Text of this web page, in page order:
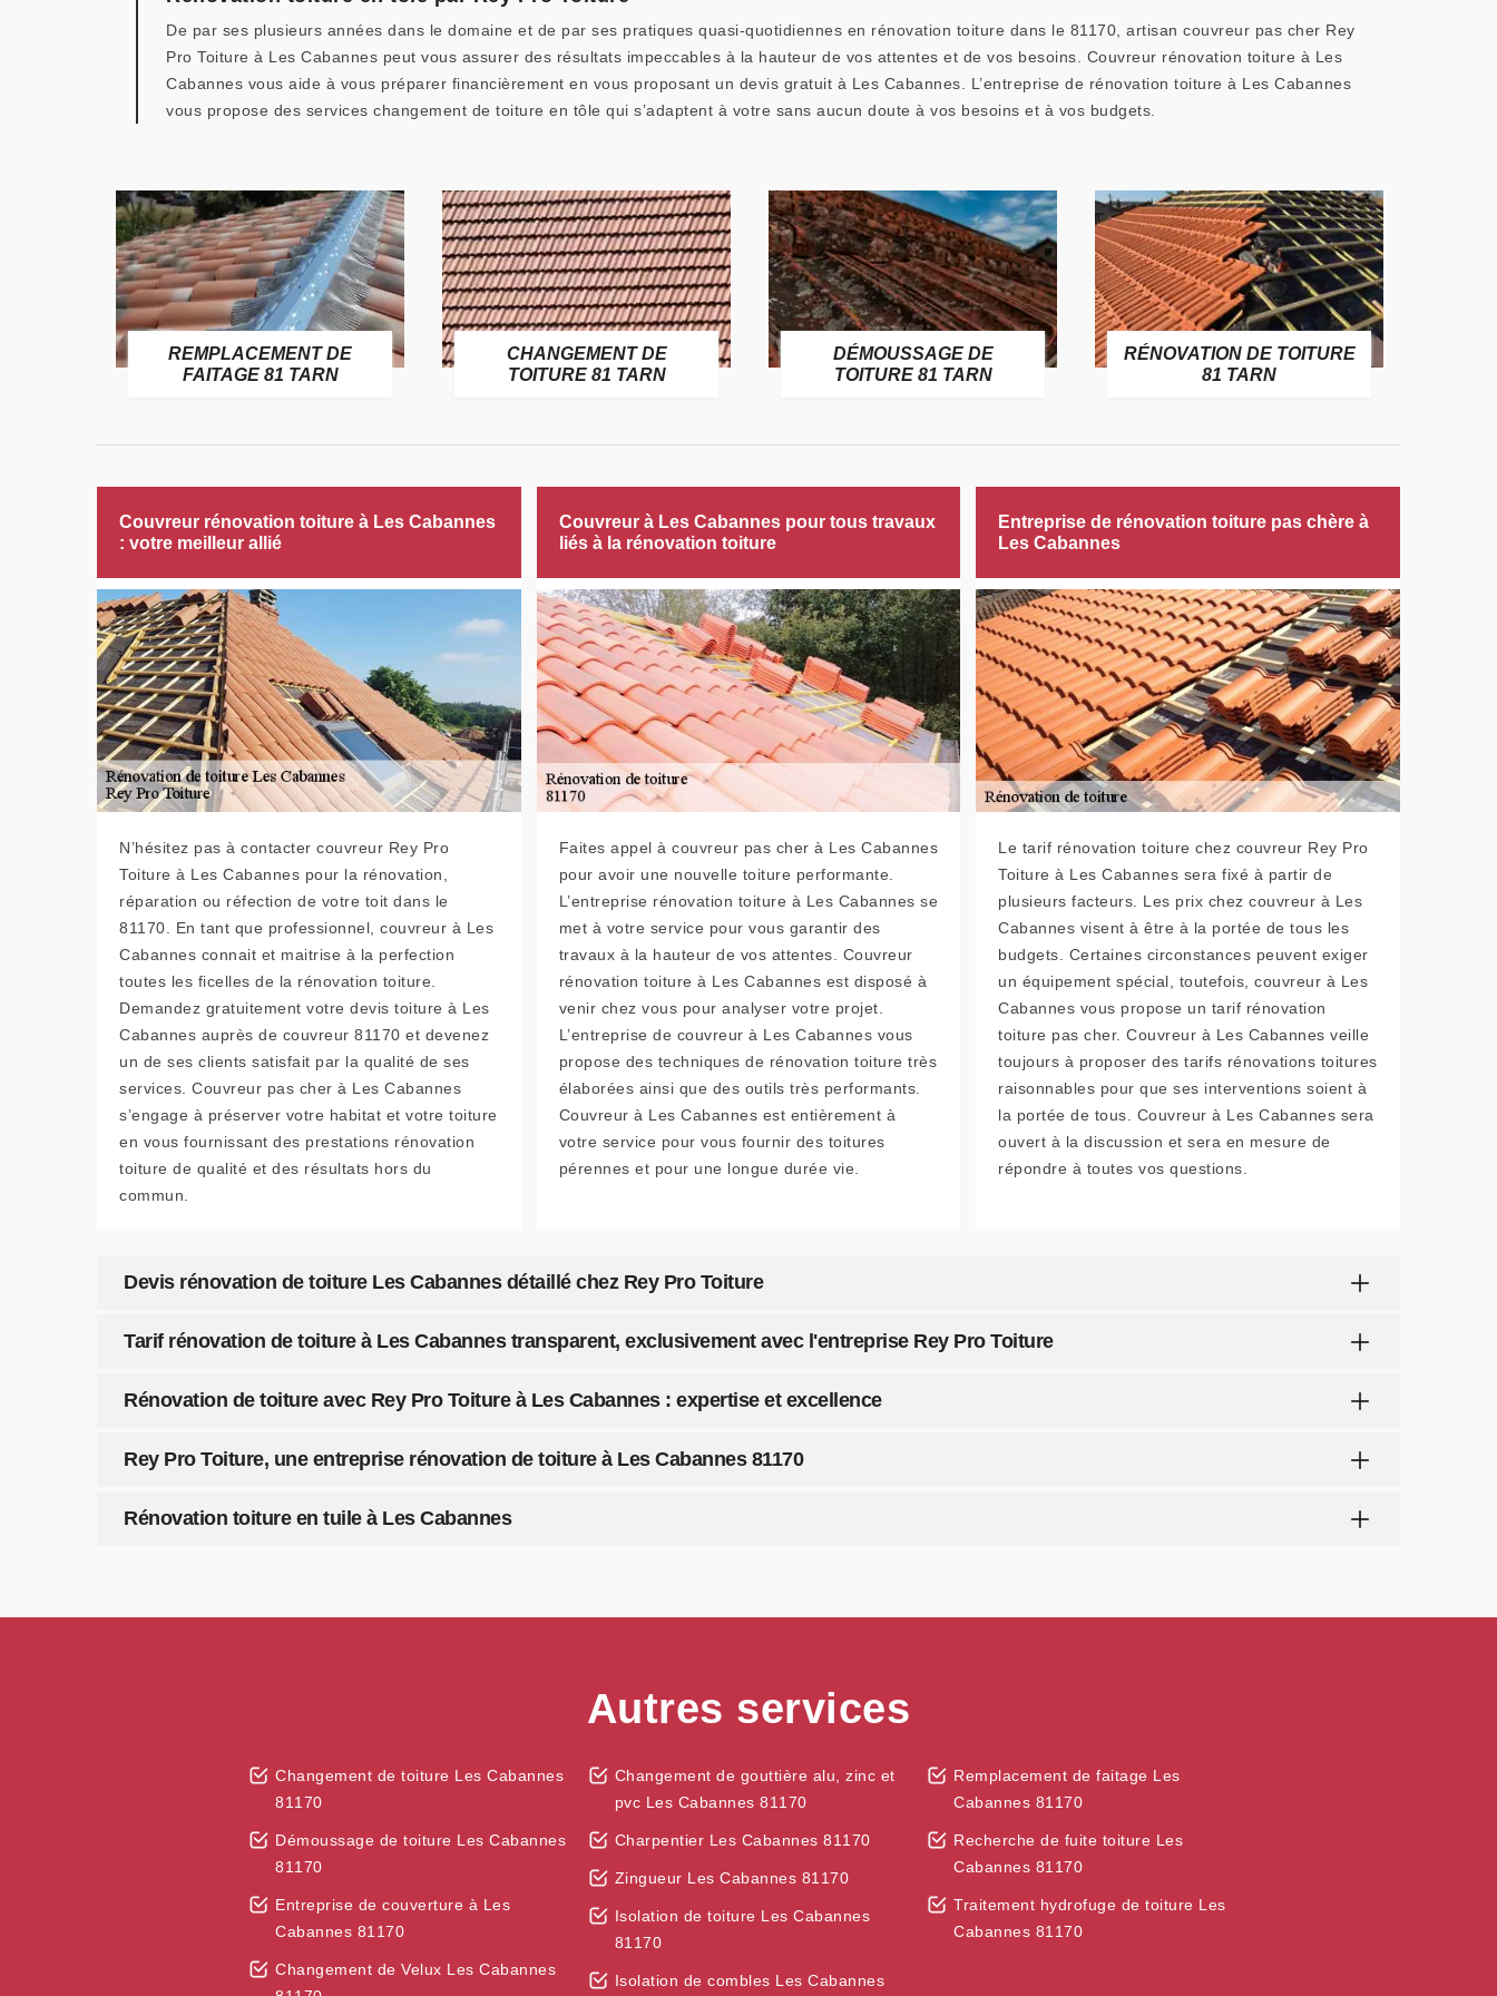
De par ses plusieurs années dans le domaine et de par ses pratiques quasi-quotidiennes en rénovation toiture dans le 81170, artisan couvreur pas cher Rey
Pro Toiture à Les Cabannes peut vous assurer des résultats impeccables à la hauteur de vos attentes et de vos besoins. Couvreur rénovation toiture à Les
Cabannes vous aide à vous préparer financièrement en vous proposant un devis gratuit à Les Cabannes. L’entreprise de rénovation toiture à Les Cabannes
vous propose des services changement de toiture en tôle qui s’adaptent à votre sans aucun doute à vos besoins et à vos budgets.
REMPLACEMENT DE
FAITAGE 81 TARN
CHANGEMENT DE
TOITURE 81 TARN
DÉMOUSSAGE DE
TOITURE 81 TARN
RÉNOVATION DE TOITURE
81 TARN
Couvreur rénovation toiture à Les Cabannes
: votre meilleur allié
N’hésitez pas à contacter couvreur Rey Pro
Toiture à Les Cabannes pour la rénovation,
réparation ou réfection de votre toit dans le
81170. En tant que professionnel, couvreur à Les
Cabannes connait et maitrise à la perfection
toutes les ficelles de la rénovation toiture.
Demandez gratuitement votre devis toiture à Les
Cabannes auprès de couvreur 81170 et devenez
un de ses clients satisfait par la qualité de ses
services. Couvreur pas cher à Les Cabannes
s’engage à préserver votre habitat et votre toiture
en vous fournissant des prestations rénovation
toiture de qualité et des résultats hors du
commun.
Couvreur à Les Cabannes pour tous travaux
liés à la rénovation toiture
Faites appel à couvreur pas cher à Les Cabannes
pour avoir une nouvelle toiture performante.
L’entreprise rénovation toiture à Les Cabannes se
met à votre service pour vous garantir des
travaux à la hauteur de vos attentes. Couvreur
rénovation toiture à Les Cabannes est disposé à
venir chez vous pour analyser votre projet.
L’entreprise de couvreur à Les Cabannes vous
propose des techniques de rénovation toiture très
élaborées ainsi que des outils très performants.
Couvreur à Les Cabannes est entièrement à
votre service pour vous fournir des toitures
pérennes et pour une longue durée vie.
Entreprise de rénovation toiture pas chère à
Les Cabannes
Le tarif rénovation toiture chez couvreur Rey Pro
Toiture à Les Cabannes sera fixé à partir de
plusieurs facteurs. Les prix chez couvreur à Les
Cabannes visent à être à la portée de tous les
budgets. Certaines circonstances peuvent exiger
un équipement spécial, toutefois, couvreur à Les
Cabannes vous propose un tarif rénovation
toiture pas cher. Couvreur à Les Cabannes veille
toujours à proposer des tarifs rénovations toitures
raisonnables pour que ses interventions soient à
la portée de tous. Couvreur à Les Cabannes sera
ouvert à la discussion et sera en mesure de
répondre à toutes vos questions.
Devis rénovation de toiture Les Cabannes détaillé chez Rey Pro Toiture
Tarif rénovation de toiture à Les Cabannes transparent, exclusivement avec l'entreprise Rey Pro Toiture
Rénovation de toiture avec Rey Pro Toiture à Les Cabannes : expertise et excellence
Rey Pro Toiture, une entreprise rénovation de toiture à Les Cabannes 81170
Rénovation toiture en tuile à Les Cabannes
Autres services
Changement de toiture Les Cabannes
81170
Démoussage de toiture Les Cabannes
81170
Entreprise de couverture à Les
Cabannes 81170
Changement de Velux Les Cabannes
Changement de gouttière alu, zinc et
pvc Les Cabannes 81170
Charpentier Les Cabannes 81170
Zingueur Les Cabannes 81170
Isolation de toiture Les Cabannes
81170
Isolation de combles Les Cabannes
Remplacement de faitage Les
Cabannes 81170
Recherche de fuite toiture Les
Cabannes 81170
Traitement hydrofuge de toiture Les
Cabannes 81170